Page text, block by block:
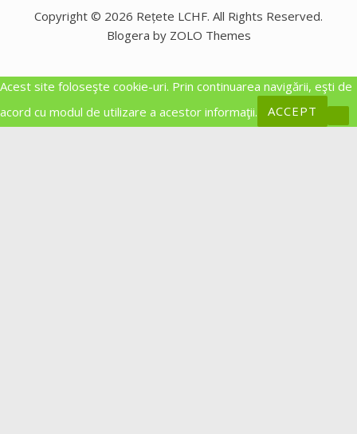
Copyright © 2026 Rețete LCHF. All Rights Reserved.
Blogera by ZOLO Themes
Acest site foloseşte cookie-uri. Prin continuarea navigării, eşti de
acord cu modul de utilizare a acestor informaţii.
ACCEPT